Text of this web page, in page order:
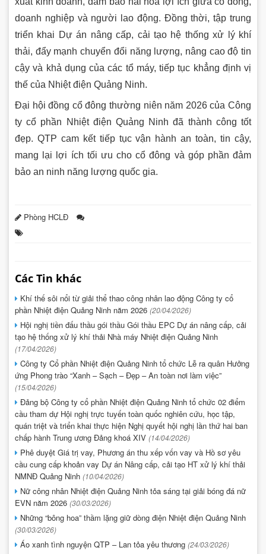
doanh nghiệp và người lao động. Đồng thời, tập trung
triển khai Dự án nâng cấp, cải tạo hệ thống xử lý khí
thải, đẩy mạnh chuyển đổi năng lượng, nâng cao độ tin
cậy và khả dụng của các tổ máy, tiếp tục khẳng định vị
thế của Nhiệt điện Quảng Ninh.
Đại hội đồng cổ đông thường niên năm 2026 của Công
ty cổ phần Nhiệt điện Quảng Ninh đã thành công tốt
đẹp. QTP cam kết tiếp tục vận hành an toàn, tin cậy,
mang lại lợi ích tối ưu cho cổ đông và góp phần đảm
bảo an ninh năng lượng quốc gia.
Phòng HCLĐ
Các Tin khác
Khí thế sôi nổi từ giải thể thao công nhân lao động Công ty cổ
phần Nhiệt điện Quảng Ninh năm 2026 (20/04/2026)
Hội nghị tiền đấu thầu gói thầu Gói thầu EPC Dự án nâng cấp, cải
tạo hệ thống xử lý khí thải Nhà máy Nhiệt điện Quảng Ninh
(17/04/2026)
Công ty Cổ phần Nhiệt điện Quảng Ninh tổ chức Lễ ra quân Hưởng
ứng Phong trào “Xanh – Sạch – Đẹp – An toàn nơi làm việc”
(15/04/2026)
Đảng bộ Công ty cổ phần Nhiệt điện Quảng Ninh tổ chức 02 điểm
cầu tham dự Hội nghị trực tuyến toàn quốc nghiên cứu, học tập,
quán triệt và triển khai thực hiện Nghị quyết hội nghị lần thứ hai ban
chấp hành Trung ương Đảng khoá XIV (14/04/2026)
Phê duyệt Giá trị vay, Phương án thu xếp vốn vay và Hồ sơ yêu
cầu cung cấp khoản vay Dự án Nâng cấp, cải tạo HT xử lý khí thải
NMNĐ Quảng Ninh (10/04/2026)
Nữ công nhân Nhiệt điện Quảng Ninh tỏa sáng tại giải bóng đá nữ
EVN năm 2026 (30/03/2026)
Những “bông hoa” thầm lặng giữ dòng điện Nhiệt điện Quảng Ninh
(30/03/2026)
Áo xanh tình nguyện QTP – Lan tỏa yêu thương (24/03/2026)